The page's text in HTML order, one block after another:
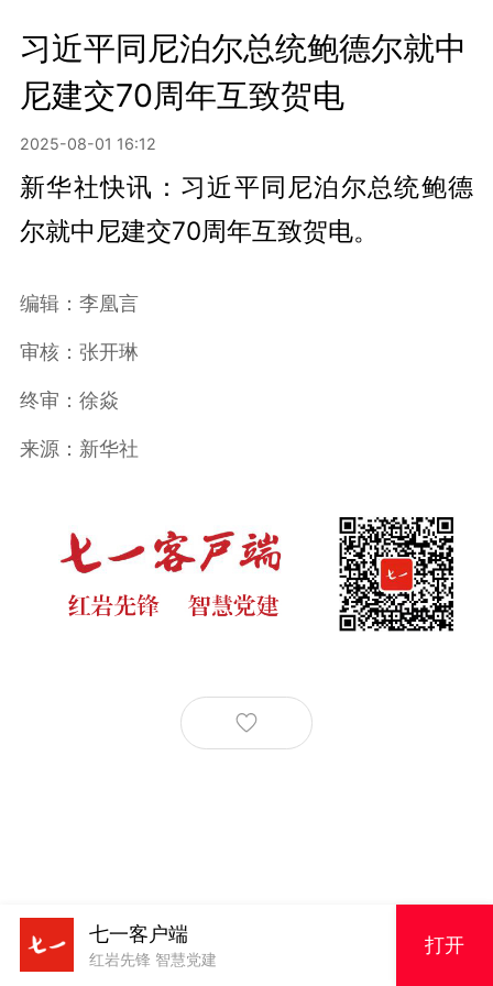
习近平同尼泊尔总统鲍德尔就中
尼建交70周年互致贺电
2025-08-01 16:12
新华社快讯：习近平同尼泊尔总统鲍德
尔就中尼建交70周年互致贺电。
编辑：李凰言
审核：张开琳
终审：徐焱
来源：新华社
七一客户端
红岩先锋 智慧党建
打开